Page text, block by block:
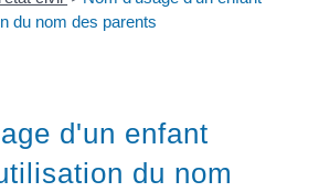
du nom des parents
d'un enfant
du nom